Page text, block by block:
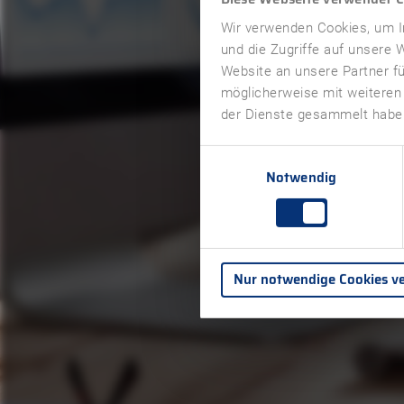
Wir verwenden Cookies, um
und die Zugriffe auf unsere
Website an unsere Partner
möglicherweise mit
der Dienste gesammelt
Notwendig
Nur notwendige Cookies